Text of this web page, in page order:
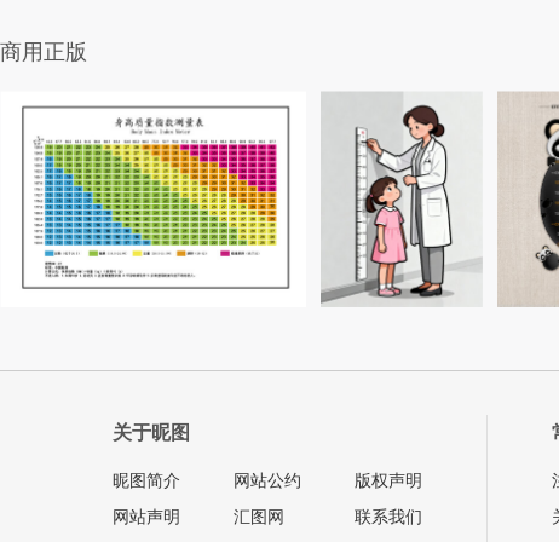
商用正版
关于昵图
昵图简介
网站声明
网站公约
汇图网
版权声明
联系我们